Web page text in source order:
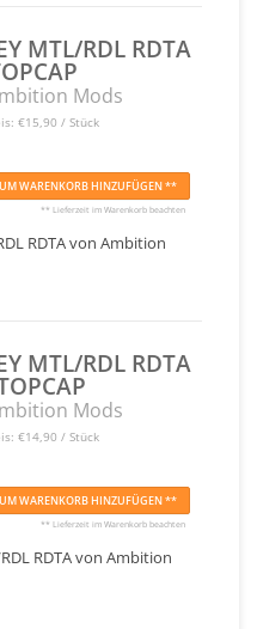
MTL/RDL RDTA
Mods
€15,90 / Stück
WARENKORB HINZUFÜGEN **
** Lieferzeit im Warenkorb beachten
RDTA von Ambition
MTL/RDL RDTA
Mods
€14,90 / Stück
WARENKORB HINZUFÜGEN **
** Lieferzeit im Warenkorb beachten
RDTA von Ambition